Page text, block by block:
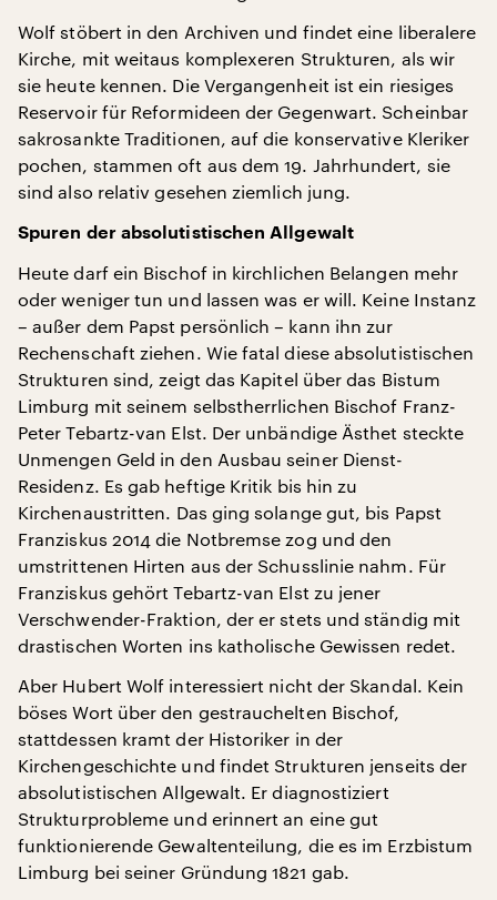
Wolf stöbert in den Archiven und findet eine liberalere
Kirche, mit weitaus komplexeren Strukturen, als wir
sie heute kennen. Die Vergangenheit ist ein riesiges
Reservoir für Reformideen der Gegenwart. Scheinbar
sakrosankte Traditionen, auf die konservative Kleriker
pochen, stammen oft aus dem 19. Jahrhundert, sie
sind also relativ gesehen ziemlich jung.
Spuren der absolutistischen Allgewalt
Heute darf ein Bischof in kirchlichen Belangen mehr
oder weniger tun und lassen was er will. Keine Instanz
– außer dem Papst persönlich – kann ihn zur
Rechenschaft ziehen. Wie fatal diese absolutistischen
Strukturen sind, zeigt das Kapitel über das Bistum
Limburg mit seinem selbstherrlichen Bischof Franz-
Peter Tebartz-van Elst. Der unbändige Ästhet steckte
Unmengen Geld in den Ausbau seiner Dienst-
Residenz. Es gab heftige Kritik bis hin zu
Kirchenaustritten. Das ging solange gut, bis Papst
Franziskus 2014 die Notbremse zog und den
umstrittenen Hirten aus der Schusslinie nahm. Für
Franziskus gehört Tebartz-van Elst zu jener
Verschwender-Fraktion, der er stets und ständig mit
drastischen Worten ins katholische Gewissen redet.
Aber Hubert Wolf interessiert nicht der Skandal. Kein
böses Wort über den gestrauchelten Bischof,
stattdessen kramt der Historiker in der
Kirchengeschichte und findet Strukturen jenseits der
absolutistischen Allgewalt. Er diagnostiziert
Strukturprobleme und erinnert an eine gut
funktionierende Gewaltenteilung, die es im Erzbistum
Limburg bei seiner Gründung 1821 gab.